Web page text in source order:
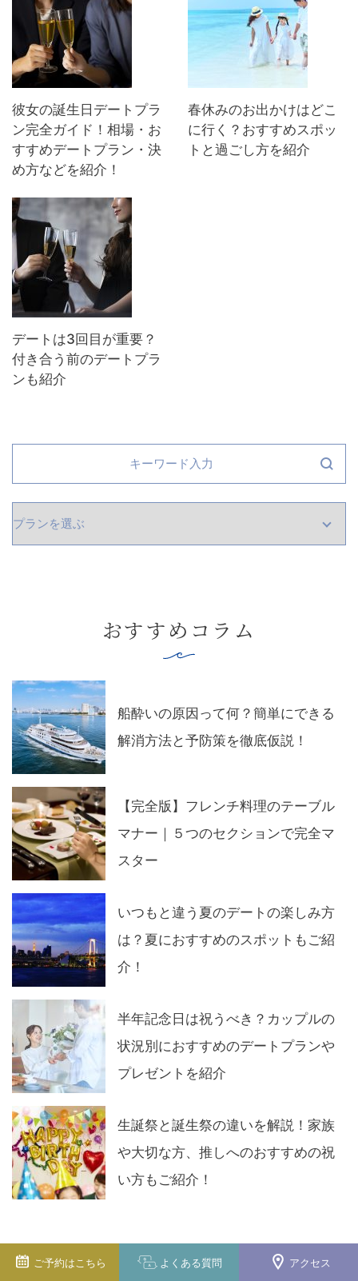
ご予約は こちら よくある質問 アクセス
彼女の誕生日デートプラ
ン完全ガイド！相場・お
すすめデートプラン・決
め方などを紹介！
春休みのお出かけはどこ
に行く？おすすめスポッ
トと過ごし方を紹介
デートは3回目が重要？
付き合う前のデートプラ
ンも紹介
おすすめコラム
船酔いの原因って何？簡単にできる
解消方法と予防策を徹底仮説！
【完全版】フレンチ料理のテーブル
マナー｜５つのセクションで完全マ
スター
いつもと違う夏のデートの楽しみ方
は？夏におすすめのスポットもご紹
介！
半年記念日は祝うべき？カップルの
状況別におすすめのデートプランや
プレゼントを紹介
生誕祭と誕生祭の違いを解説！家族
や大切な方、推しへのおすすめの祝
い方もご紹介！
タグ